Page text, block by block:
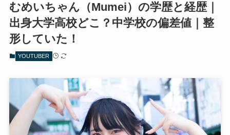
むめいちゃん（Mumei）の学歴と経歴｜
出身大学高校どこ？中学校の偏差値｜整
形していた！
YOUTUBER